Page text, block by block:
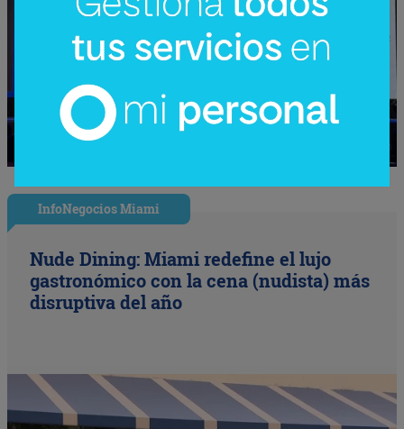
InfoNegocios Miami
Nude Dining: Miami redefine el lujo
gastronómico con la cena (nudista) más
disruptiva del año